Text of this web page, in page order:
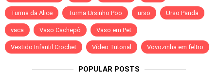
Turma da Alice Turma Ursinho Poo urso Urso Panda
vaca Vaso Cachepô Vaso em Pet
Vestido Infantil Crochet Vídeo Tutorial Vovozinha em feltro
POPULAR POSTS